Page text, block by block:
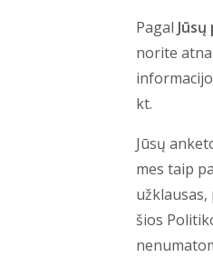
Pagal
norite
kt.
Jūsų
mes taip
šios